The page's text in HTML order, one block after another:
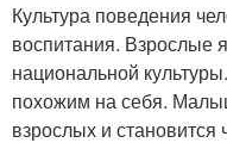
Культура поведения
воспитания. Взрослые
национальной
похожим на себя.
взрослых и становится